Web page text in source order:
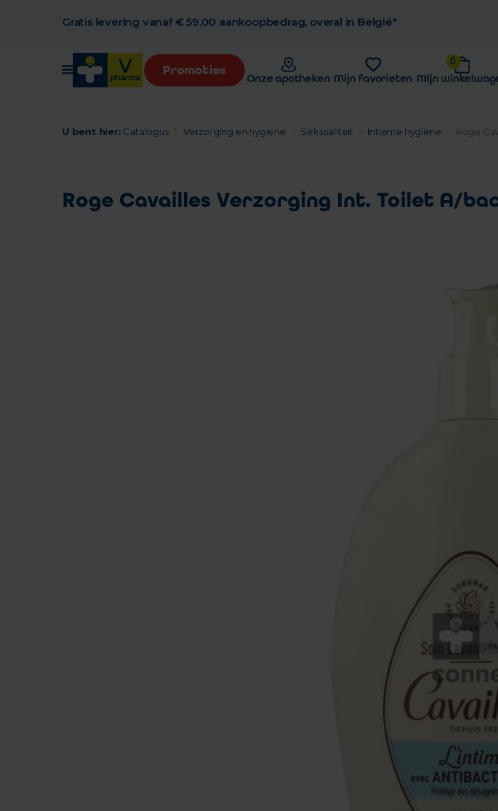
Gratis levering vanaf € 59,00 aankoopbedrag, overal in België*
Promoties
Onze apotheken Mijn favorieten
0
Mijn
U bent hier: Catalogus Verzorging en hygiëne Seksualiteit Intieme hygiëne Roge
Roge Cavailles Verzorging Int. Toilet A/